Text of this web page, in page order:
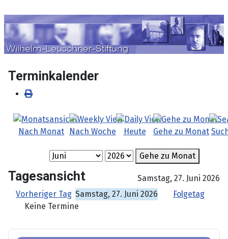
Terminkalender
Nach Monat Nach Woche Heute Gehe zu Monat
Gehe zu Monat
Tagesansicht
Samstag, 27. Juni 2026
Vorheriger Tag Samstag, 27. Juni 2026
Folgetag
Keine Termine